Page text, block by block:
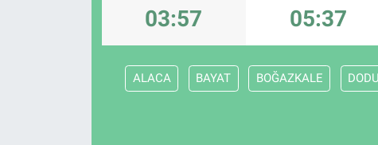
03:57 05:37
ALACA BAYAT BOĞAZKALE